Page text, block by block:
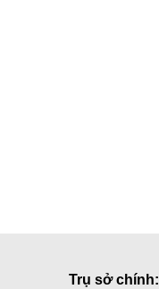
Trụ sở chính: